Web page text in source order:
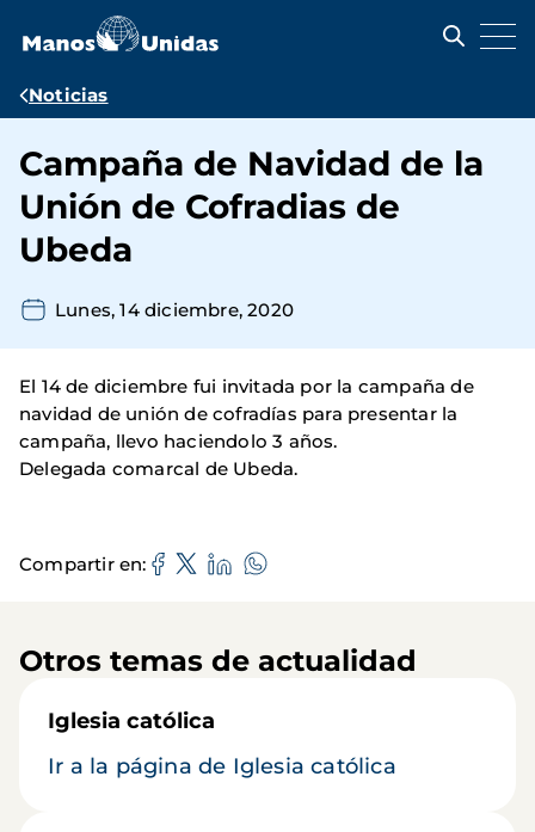
contenido
Ruta
navegación
Noticias
Campaña de Navidad de la
Unión de Cofradias de
Ubeda
Lunes, 14 diciembre, 2020
El 14 de diciembre fui invitada por la campaña de
navidad de unión de cofradías para presentar la
campaña, llevo haciendolo 3 años.
Delegada comarcal de Ubeda.
Compartir en
Otros temas de actualidad
Iglesia católica
Ir a la página de Iglesia católica